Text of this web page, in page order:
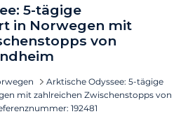
5-tägige
in Norwegen mit
von
Arktische Odyssee: 5-tägige
mit zahlreichen Zwischenstopps von
192481